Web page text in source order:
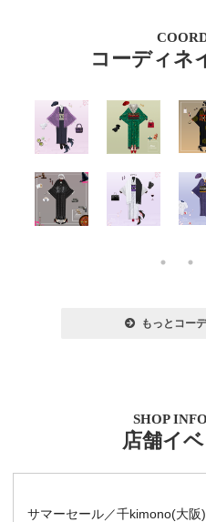
コーディネ
もっとコー
SHOP
店舗イ
サマーセール／千kimono(大阪)